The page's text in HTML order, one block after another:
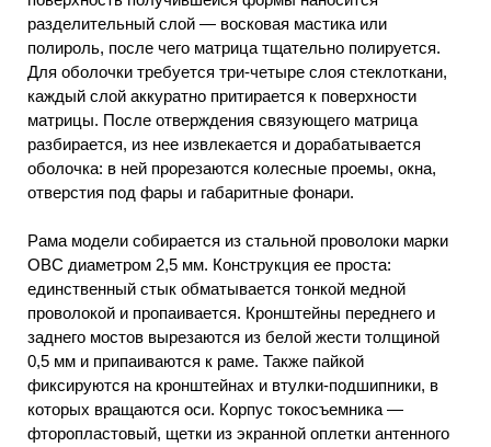
разделительный слой — восковая мастика или
полироль, после чего матрица тщательно полируется.
Для оболочки требуется три-четыре слоя стеклоткани,
каждый слой аккуратно притирается к поверхности
матрицы. После отверждения связующего матрица
разбирается, из нее извлекается и дорабатывается
оболочка: в ней прорезаются колесные проемы, окна,
отверстия под фары и габаритные фонари.
Рама модели собирается из стальной проволоки марки
ОВС диаметром 2,5 мм. Конструкция ее проста:
единственный стык обматывается тонкой медной
проволокой и пропаивается. Кронштейны переднего и
заднего мостов вырезаются из белой жести толщиной
0,5 мм и припаиваются к раме. Также пайкой
фиксируются на кронштейнах и втулки-подшипники, в
которых вращаются оси. Корпус токосъемника —
фторопластовый, щетки из экранной оплетки антенного